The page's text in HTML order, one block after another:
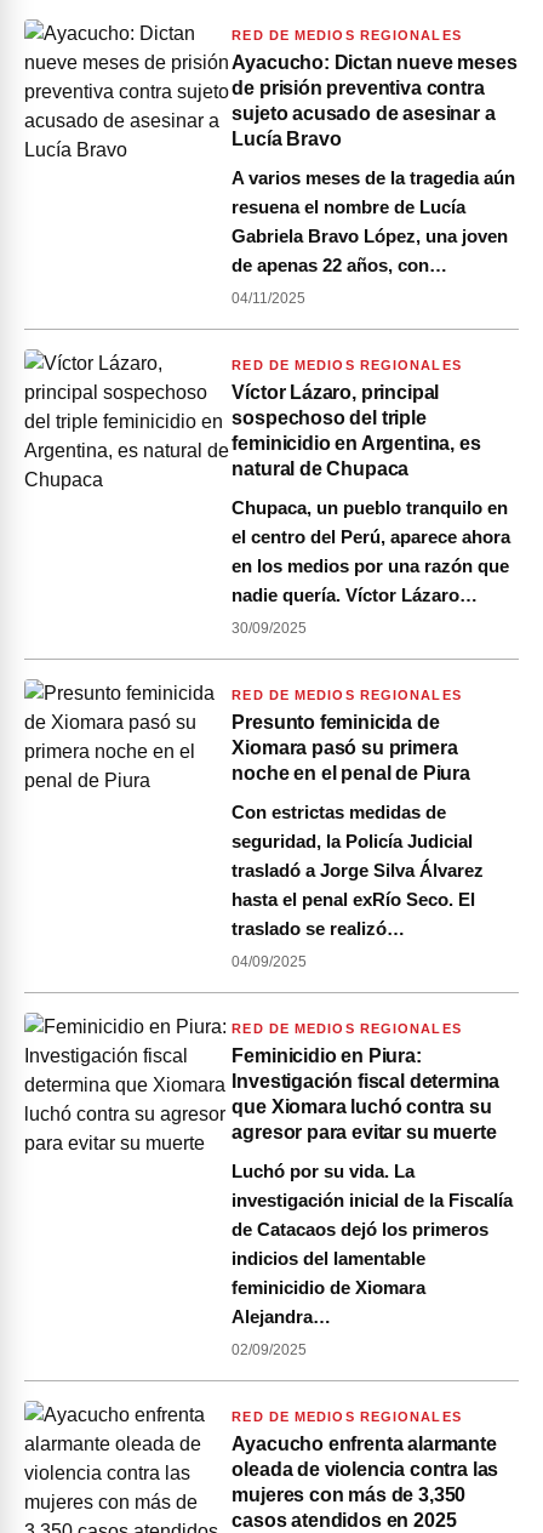
RED DE MEDIOS REGIONALES
Ayacucho: Dictan nueve meses
de prisión preventiva contra
sujeto acusado de asesinar a
Lucía Bravo
A varios meses de la tragedia aún
resuena el nombre de Lucía
Gabriela Bravo López, una joven
de apenas 22 años, con…
04/11/2025
RED DE MEDIOS REGIONALES
Víctor Lázaro, principal
sospechoso del triple
feminicidio en Argentina, es
natural de Chupaca
Chupaca, un pueblo tranquilo en
el centro del Perú, aparece ahora
en los medios por una razón que
nadie quería. Víctor Lázaro…
30/09/2025
RED DE MEDIOS REGIONALES
Presunto feminicida de
Xiomara pasó su primera
noche en el penal de Piura
Con estrictas medidas de
seguridad, la Policía Judicial
trasladó a Jorge Silva Álvarez
hasta el penal exRío Seco. El
traslado se realizó…
04/09/2025
RED DE MEDIOS REGIONALES
Feminicidio en Piura:
Investigación fiscal determina
que Xiomara luchó contra su
agresor para evitar su muerte
Luchó por su vida. La
investigación inicial de la Fiscalía
de Catacaos dejó los primeros
indicios del lamentable
feminicidio de Xiomara
Alejandra…
02/09/2025
RED DE MEDIOS REGIONALES
Ayacucho enfrenta alarmante
oleada de violencia contra las
mujeres con más de 3,350
casos atendidos en 2025